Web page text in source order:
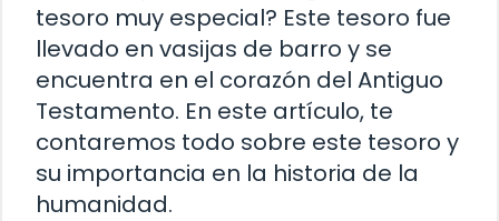
tesoro muy especial? Este tesoro fue
llevado en vasijas de barro y se
encuentra en el corazón del Antiguo
Testamento. En este artículo, te
contaremos todo sobre este tesoro y
su importancia en la historia de la
humanidad.